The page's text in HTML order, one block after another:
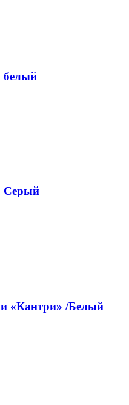
Серый
«Кантри» /Белый